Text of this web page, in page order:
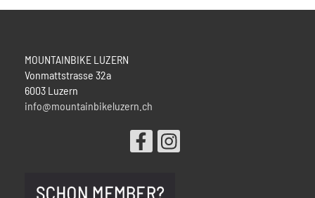
MOUNTAINBIKE LUZERN
Vonmattstrasse 32a
6003 Luzern
info@mountainbikeluzern.ch